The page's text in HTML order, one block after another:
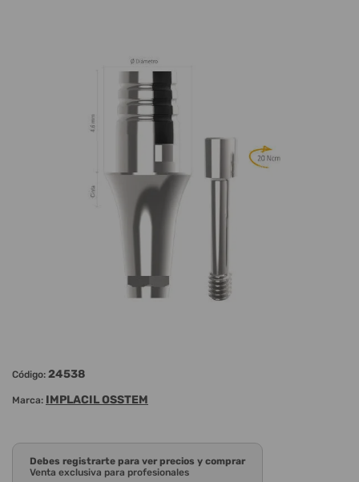
Código: 24538
Marca: IMPLACIL OSSTEM
Debes registrarte para ver precios y comprar
Venta exclusiva para profesionales